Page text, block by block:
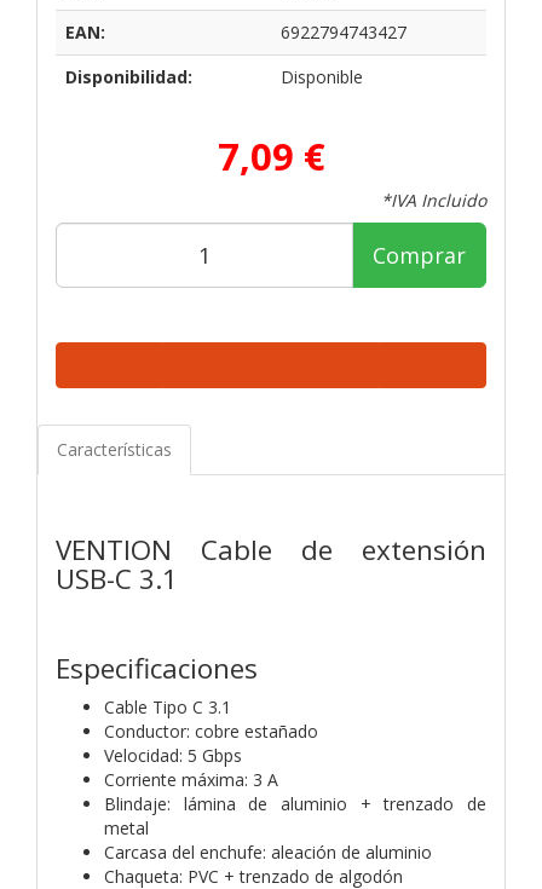
EAN:
6922794743427
Disponibilidad:
Disponible
7,09 €
*IVA Incluido
Comprar
Características
VENTION Cable de extensión
USB-C 3.1
Especificaciones
Cable Tipo C 3.1
Conductor: cobre estañado
Velocidad: 5 Gbps
Corriente máxima: 3 A
Blindaje: lámina de aluminio + trenzado de
metal
Carcasa del enchufe: aleación de aluminio
Chaqueta: PVC + trenzado de algodón